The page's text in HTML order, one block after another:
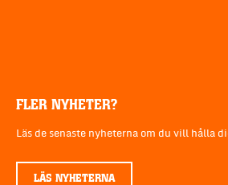
FLER NYHETER?
Läs de senaste nyheterna om du vill hålla
LÄS NYHETERNA